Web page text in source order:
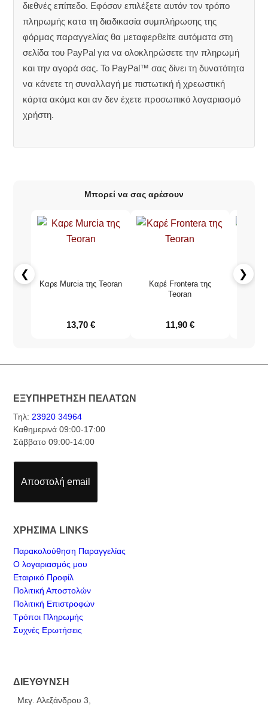
διεθνές επίπεδο. Εφόσον επιλέξετε αυτόν τον τρόπο
πληρωμής κατα τη διαδικασία συμπλήρωσης της
φόρμας παραγγελίας θα μεταφερθείτε αυτόματα στη
σελίδα του PayPal για να ολοκληρώσετε την πληρωμή
και την αγορά σας. Το PayPal™ σας δίνει τη δυνατότητα
να κάνετε τη συναλλαγή με πιστωτική ή χρεωστική
κάρτα ακόμα και αν δεν έχετε προσωπικό λογαριασμό
χρήστη.
Μπορεί να σας αρέσουν
❮
Καρε Murcia της Teoran
13,70€
Καρέ Frontera της
Teoran
11,90 €
Καρέ
❯
ΕΞΥΠΗΡΕΤΗΣΗ ΠΕΛΑΤΩΝ
Τηλ: 23920 34964
Καθημερινά 09:00-17:00
Σάββατο 09:00-14:00
Αποστολή email
ΧΡΗΣΙΜΑ LINKS
Παρακολούθηση Παραγγελίας
Ο λογαριασμός μου
Εταιρικό Προφίλ
Πολιτική Αποστολών
Πολιτική Επιστροφών
Τρόποι Πληρωμής
Συχνές Ερωτήσεις
ΔΙΕΥΘΥΝΣΗ
Μεγ. Αλεξάνδρου 3,